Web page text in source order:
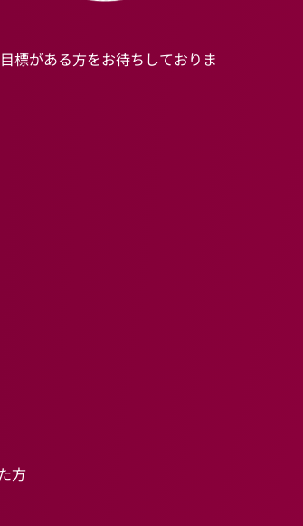
標がある方をお待ちしておりま
方